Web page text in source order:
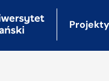
Projekty